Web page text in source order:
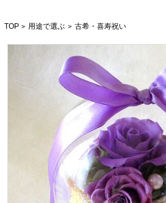
TOP > 用途で選ぶ > 古希・喜寿祝い